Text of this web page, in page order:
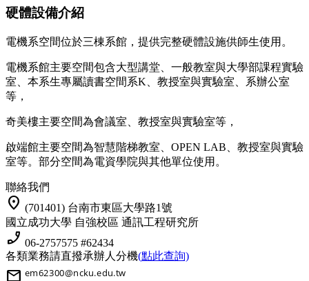
硬體設備介紹
電機系空間位於三棟系館，提供完整硬體設施供師生使用。
電機系館主要空間包含大型講堂、一般教室與大學部課程實驗
室、本系生專屬讀書空間系K、教授室與實驗室、系辦公室
等，
奇美樓主要空間為會議室、教授室與實驗室等，
啟端館主要空間為智慧階梯教室、OPEN LAB、教授室與實驗
室等。部分空間為電資學院與其他單位使用。
聯絡我們
location_on (701401) 台南市東區大學路1號
國立成功大學 自強校區 通訊工程研究所
phone_enabled 06-2757575 #62434
各類業務請直撥承辦人分機(點此查詢)
mail